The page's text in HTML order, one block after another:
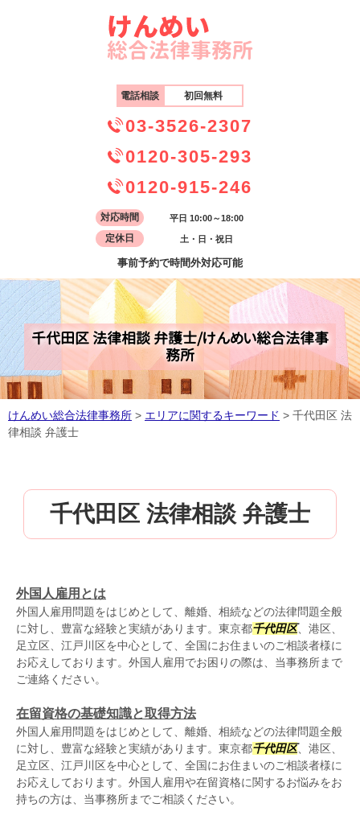
電話相談 初回無料
03-3526-2307
0120-305-293
0120-915-246
対応時間 平日 10:00～18:00
定休日 土・日・祝日
事前予約で時間外対応可能
千代田区 法律相談 弁護士/けんめい総合法律事
務所
けんめい総合法律事務所 > エリアに関するキーワード > 千代田区 法
律相談 弁護士
千代田区 法律相談 弁護士
外国人雇用とは
外国人雇用問題をはじめとして、離婚、相続などの法律問題全般
に対し、豊富な経験と実績があります。東京都千代田区、港区、
足立区、江戸川区を中心として、全国にお住まいのご相談者様に
お応えしております。外国人雇用でお困りの際は、当事務所まで
ご連絡ください。
在留資格の基礎知識と取得方法
外国人雇用問題をはじめとして、離婚、相続などの法律問題全般
に対し、豊富な経験と実績があります。東京都千代田区、港区、
足立区、江戸川区を中心として、全国にお住まいのご相談者様に
お応えしております。外国人雇用や在留資格に関するお悩みをお
持ちの方は、当事務所までご相談ください。